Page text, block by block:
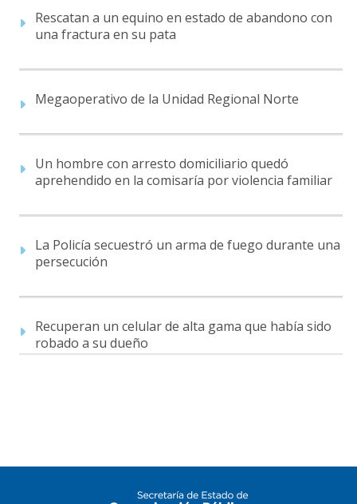
Rescatan a un equino en estado de abandono con
una fractura en su pata
Megaoperativo de la Unidad Regional Norte
Un hombre con arresto domiciliario quedó
aprehendido en la comisaría por violencia familiar
La Policía secuestró un arma de fuego durante una
persecución
Recuperan un celular de alta gama que había sido
robado a su dueño